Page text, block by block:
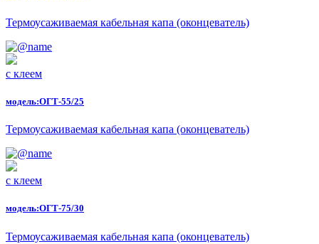
Термоусаживаемая кабельная капа (оконцеватель)
с клеем
модель:ОГТ-55/25
Термоусаживаемая кабельная капа (оконцеватель)
с клеем
модель:ОГТ-75/30
Термоусаживаемая кабельная капа (оконцеватель)